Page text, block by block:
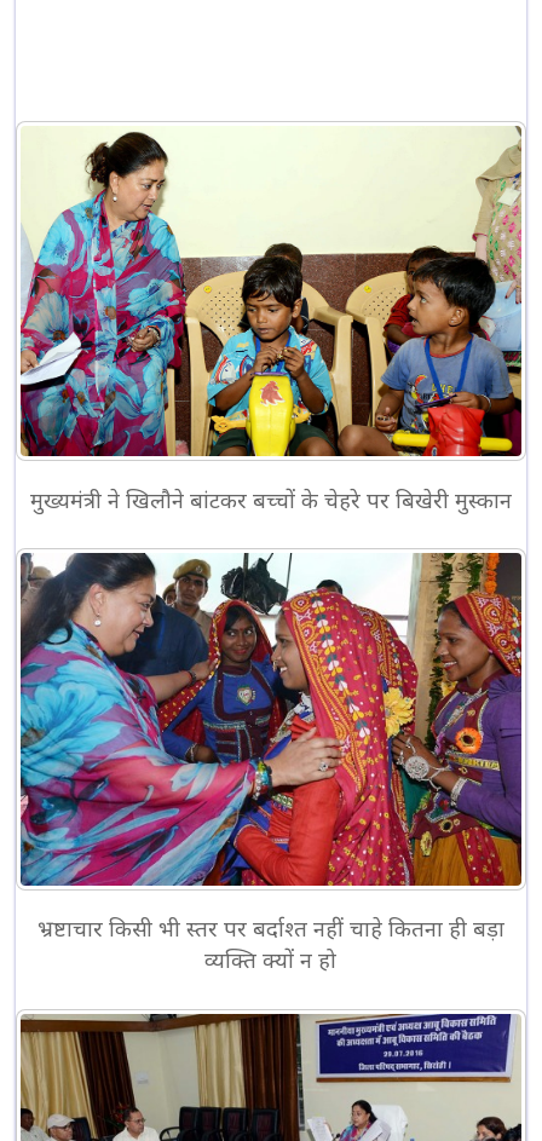
मुख्यमंत्री ने खिलौने बांटकर बच्चों के चेहरे पर बिखेरी मुस्कान
भ्रष्टाचार किसी भी स्तर पर बर्दाश्त नहीं चाहे कितना ही बड़ा
व्यक्ति क्यों न हो